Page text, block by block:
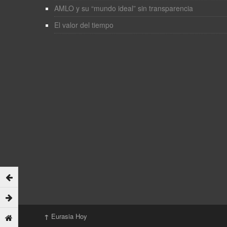
AMLO y su “mundo ideal” sin transparencia
El valor del tiempo
↑ Eurasia Hoy